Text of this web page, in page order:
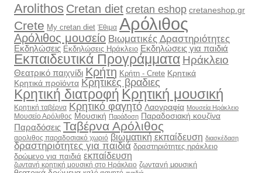
Arolithos Cretan dietcretan eshop cretaneshop.gr
Crete My cretan diet Έθιμα Αρόλιθος
Αρόλιθος μουσείο Βιωματικές Δραστηριότητες
Εκδηλώσεις Εκδηλώσεις Ηράκλειο Εκδηλώσεις για παιδιά
Εκπαιδευτικά Προγράμματα Ηράκλειο
Θεατρικό παιχνίδι Κρήτη Κρήτη - Crete Κρητικά
Κρητικά προϊόντα Κρητικές βραδιες
Κρητική διατροφή Κρητική μουσική
Κρητική ταβέρνα Κρητικό φαγητό Λαογραφία Μουσεία Ηράκλειο
Μουσείο Αρόλιθος Μουσική Παράδοση Παραδοσιακή κουζίνα
Παραδόσεις Ταβέρνα Αρόλιθος
αρολιθος παραδοσιακό χωριό βιωματική εκπαίδευση διασκέδαση
δραστηριότητες για παιδιά δραστηριότητες ηράκλειο
δρώμενο για παιδιά εκπαίδευση
ζωντανή κρητική μουσική στο Ηράκλειο ζωντανή μουσική